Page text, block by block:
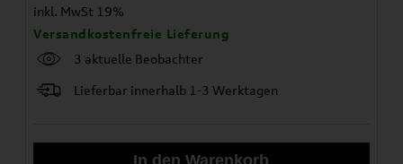
inkl. MwSt 19%
Versandkostenfreie Lieferung
3 aktuelle Beobachter
Lieferbar innerhalb 1-3 Werktagen